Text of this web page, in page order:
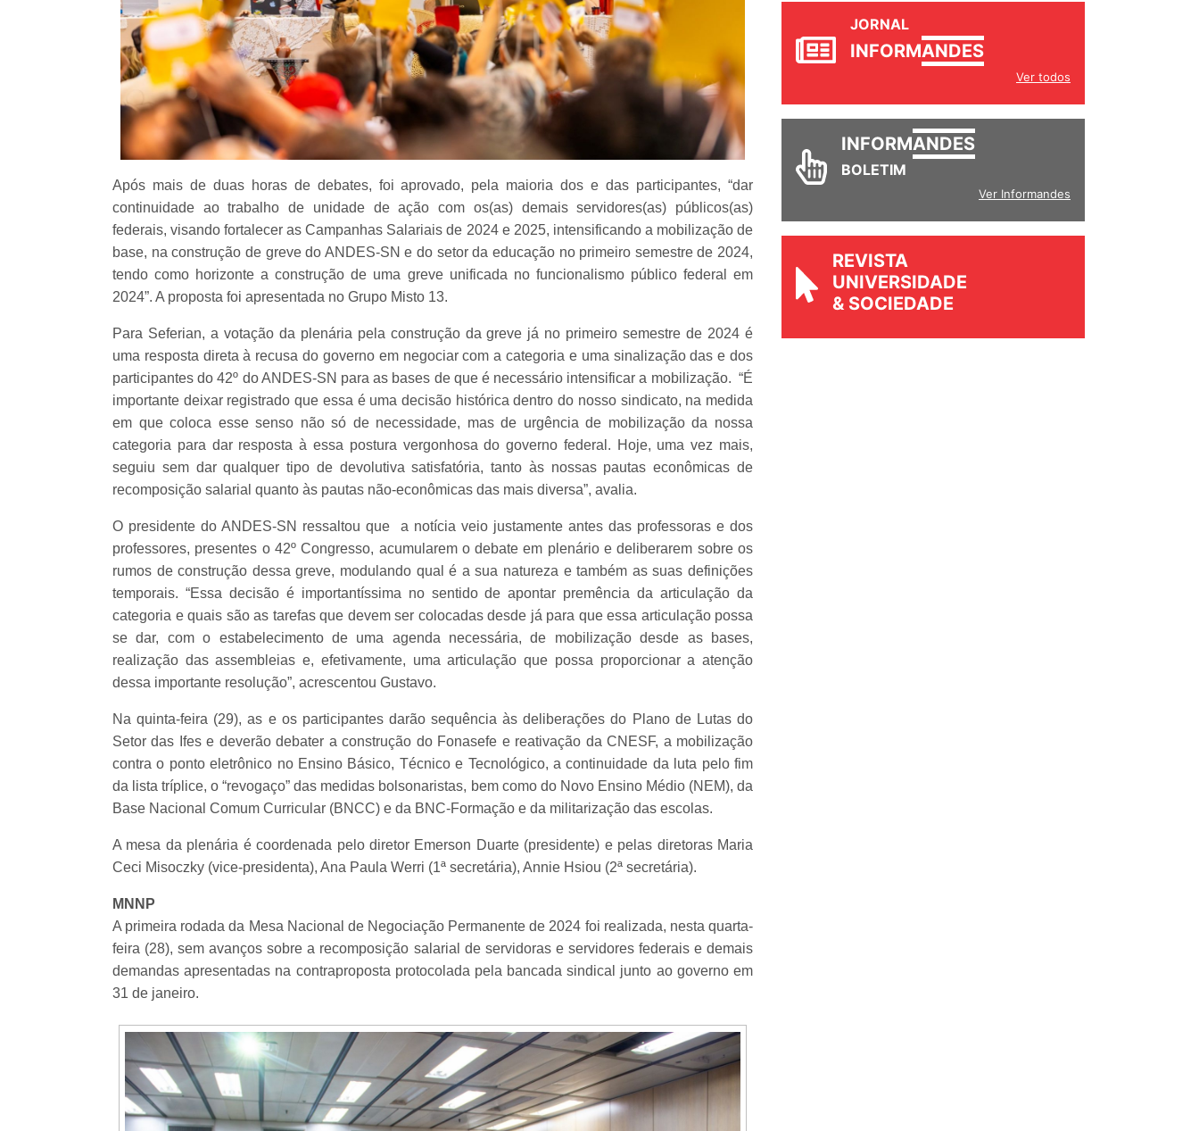
Após mais de duas horas de debates, foi aprovado, pela maioria dos e das participantes, “dar
continuidade ao trabalho de unidade de ação com os(as) demais servidores(as) públicos(as)
federais, visando fortalecer as Campanhas Salariais de 2024 e 2025, intensificando a mobilização de
base, na construção de greve do ANDES-SN e do setor da educação no primeiro semestre de 2024,
tendo como horizonte a construção de uma greve unificada no funcionalismo público federal em
2024”. A proposta foi apresentada no Grupo Misto 13.
Para Seferian, a votação da plenária pela construção da greve já no primeiro semestre de 2024 é
uma resposta direta à recusa do governo em negociar com a categoria e uma sinalização das e dos
participantes do 42º do ANDES-SN para as bases de que é necessário intensificar a mobilização. “É
importante deixar registrado que essa é uma decisão histórica dentro do nosso sindicato, na medida
em que coloca esse senso não só de necessidade, mas de urgência de mobilização da nossa
categoria para dar resposta à essa postura vergonhosa do governo federal. Hoje, uma vez mais,
seguiu sem dar qualquer tipo de devolutiva satisfatória, tanto às nossas pautas econômicas de
recomposição salarial quanto às pautas não-econômicas das mais diversa”, avalia.
O presidente do ANDES-SN ressaltou que a notícia veio justamente antes das professoras e dos
professores, presentes o 42º Congresso, acumularem o debate em plenário e deliberarem sobre os
rumos de construção dessa greve, modulando qual é a sua natureza e também as suas definições
temporais. “Essa decisão é importantíssima no sentido de apontar premência da articulação da
categoria e quais são as tarefas que devem ser colocadas desde já para que essa articulação possa
se dar, com o estabelecimento de uma agenda necessária, de mobilização desde as bases,
realização das assembleias e, efetivamente, uma articulação que possa proporcionar a atenção
dessa importante resolução”, acrescentou Gustavo.
Na quinta-feira (29), as e os participantes darão sequência às deliberações do Plano de Lutas do
Setor das Ifes e deverão debater a construção do Fonasefe e reativação da CNESF, a mobilização
contra o ponto eletrônico no Ensino Básico, Técnico e Tecnológico, a continuidade da luta pelo fim
da lista tríplice, o “revogaço” das medidas bolsonaristas, bem como do Novo Ensino Médio (NEM), da
Base Nacional Comum Curricular (BNCC) e da BNC-Formação e da militarização das escolas.
A mesa da plenária é coordenada pelo diretor Emerson Duarte (presidente) e pelas diretoras Maria
Ceci Misoczky (vice-presidenta), Ana Paula Werri (1ª secretária), Annie Hsiou (2ª secretária).
MNNP
A primeira rodada da Mesa Nacional de Negociação Permanente de 2024 foi realizada, nesta quarta-
feira (28), sem avanços sobre a recomposição salarial de servidoras e servidores federais e demais
demandas apresentadas na contraproposta protocolada pela bancada sindical junto ao governo em
31 de janeiro.
JORNAL
Ver todos
INFORM
Ver Informandes
REVISTA
UNIVERSIDADE